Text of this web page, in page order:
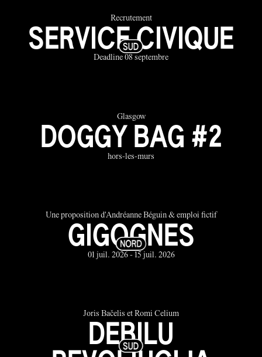
Recrutement
SERVICE CIVIQUE
Deadline 08 septembre
Glasgow
DOGGY BAG #2
hors-les-murs
Une proposition d'Andréanne Béguin & emploi fictif
GIGOGNES
01 juil. 2026 - 15 juil. 2026
Joris Bačelis et Romi Celium
DEBILU